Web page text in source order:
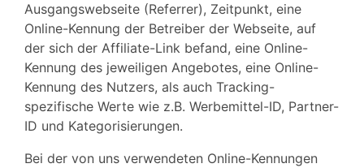
Ausgangswebseite (Referrer), Zeitpunkt, eine
Online-Kennung der Betreiber der Webseite, auf
der sich der Affiliate-Link befand, eine Online-
Kennung des jeweiligen Angebotes, eine Online-
Kennung des Nutzers, als auch Tracking-
spezifische Werte wie z.B. Werbemittel-ID, Partner-
ID und Kategorisierungen.
Bei der von uns verwendeten Online-Kennungen